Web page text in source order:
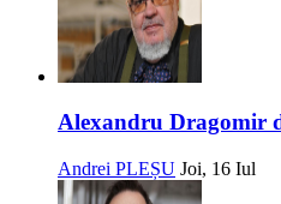
Alexandru Dragomir
Andrei PLEȘU Joi, 16 Iul